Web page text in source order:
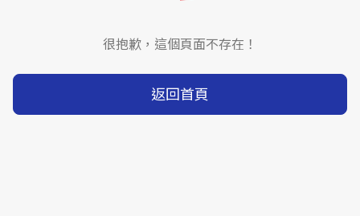
很抱歉，這個頁面不存在！
返回首頁